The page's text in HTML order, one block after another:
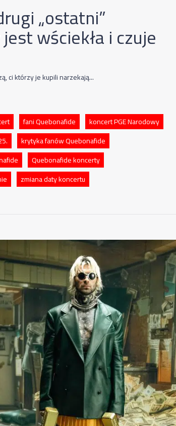
„ostatni”
wściekła i czuje
ci którzy je kupili narzekają...
fani Quebonafide
koncert PGE Narodowy
krytyka fanów Quebonafide
Quebonafide koncerty
zmiana daty koncertu